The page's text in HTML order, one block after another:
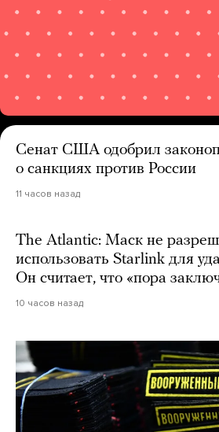
Сенат США одобрил
о санкциях против России
11 часов назад
The Atlantic: Маск не
использовать Starlink для
Он считает, что «пора
10 часов назад